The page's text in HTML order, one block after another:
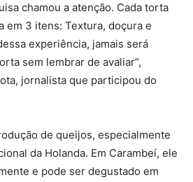
chamou a atenção. Cada torta
em 3 itens: Textura, doçura e
experiência, jamais será
sem lembrar de avaliar”,
jornalista que participou do
de queijos, especialmente
da Holanda. Em Carambeí, ele
e pode ser degustado em